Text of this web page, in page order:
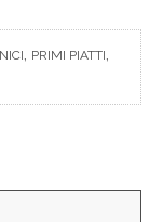
, PRIMI PIATTI